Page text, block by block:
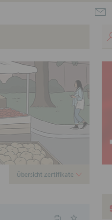
aktuellen Zertifikate zum
für Ihr
Übersicht Zertifikate